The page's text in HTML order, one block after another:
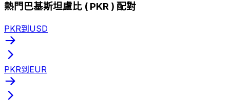
熱門巴基斯坦盧比 ( PKR ) 配對
PKR到USD
PKR到EUR